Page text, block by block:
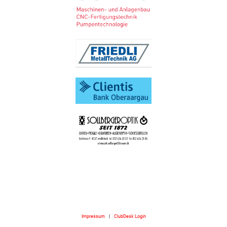
Impressum| ClubDesk Login